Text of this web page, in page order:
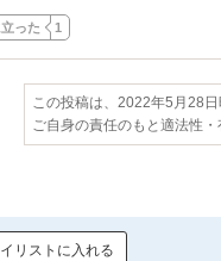
った 1
この投稿は、2022年5月28日
ご自身の責任のもと適法性
リストに入れる